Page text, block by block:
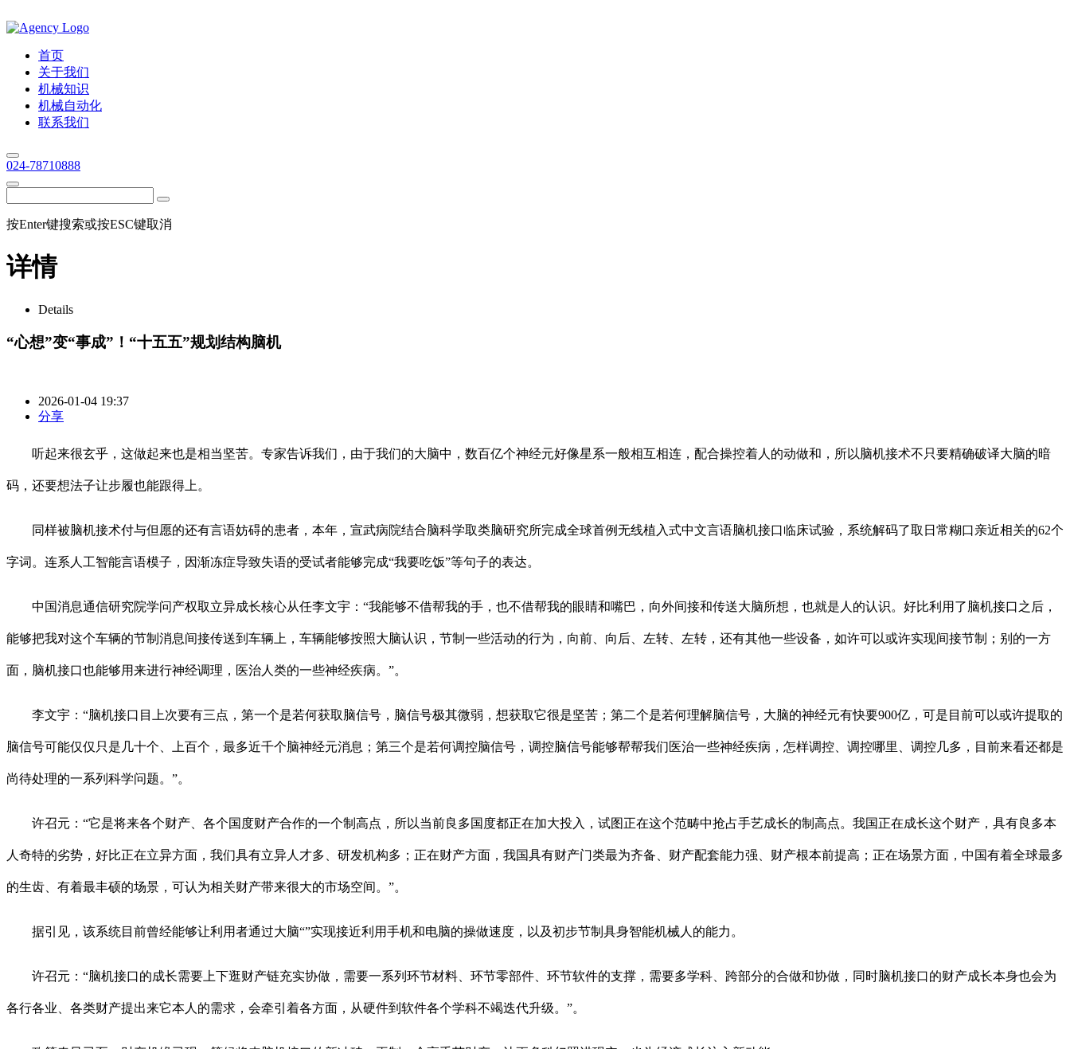
首页
关于我们
机械知识
机械自动化
联系我们
024-78710888
按Enter键搜索或按ESC键取消
详情
Details
“心想”变“事成”！“十五五”规划结构脑机
2026-01-04 19:37
分享
听起来很玄乎，这做起来也是相当坚苦。专家告诉我们，由于我们的大脑中，数百亿个神经元好像星系一般相互相连，配合操控着人的动做和，所以脑机接术不只要精确破译大脑的暗
码，还要想法子让步履也能跟得上。
同样被脑机接术付与但愿的还有言语妨碍的患者，本年，宣武病院结合脑科学取类脑研究所完成全球首例无线植入式中文言语脑机接口临床试验，系统解码了取日常糊口亲近相关的62个
字词。连系人工智能言语模子，因渐冻症导致失语的受试者能够完成“我要吃饭”等句子的表达。
中国消息通信研究院学问产权取立异成长核心从任李文宇：“我能够不借帮我的手，也不借帮我的眼睛和嘴巴，向外间接和传送大脑所想，也就是人的认识。好比利用了脑机接口之后，
能够把我对这个车辆的节制消息间接传送到车辆上，车辆能够按照大脑认识，节制一些活动的行为，向前、向后、左转、左转，还有其他一些设备，如许可以或许实现间接节制；别的一方
面，脑机接口也能够用来进行神经调理，医治人类的一些神经疾病。”。
李文宇：“脑机接口目上次要有三点，第一个是若何获取脑信号，脑信号极其微弱，想获取它很是坚苦；第二个是若何理解脑信号，大脑的神经元有快要900亿，可是目前可以或许提取的
脑信号可能仅仅只是几十个、上百个，最多近千个脑神经元消息；第三个是若何调控脑信号，调控脑信号能够帮帮我们医治一些神经疾病，怎样调控、调控哪里、调控几多，目前来看还都是
尚待处理的一系列科学问题。”。
许召元：“它是将来各个财产、各个国度财产合作的一个制高点，所以当前良多国度都正在加大投入，试图正在这个范畴中抢占手艺成长的制高点。我国正在成长这个财产，具有良多本
人奇特的劣势，好比正在立异方面，我们具有立异人才多、研发机构多；正在财产方面，我国具有财产门类最为齐备、财产配套能力强、财产根本前提高；正在场景方面，中国有着全球最多
的生齿、有着最丰硕的场景，可认为相关财产带来很大的市场空间。”。
据引见，该系统目前曾经能够让利用者通过大脑“”实现接近利用手机和电脑的操做速度，以及初步节制具身智能机械人的能力。
许召元：“脑机接口的成长需要上下逛财产链充实协做，需要一系列环节材料、环节零部件、环节软件的支撑，需要多学科、跨部分的合做和协做，同时脑机接口的财产成长本身也会为
各行各业、各类财产提出来它本人的需求，会牵引着各方面，从硬件到软件各个学科不竭迭代升级。”。